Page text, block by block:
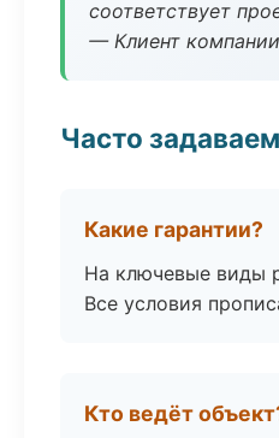
соответствует
— Клиент компании
Часто
Какие гарантии?
На ключевые виды
Все условия
Кто ведёт